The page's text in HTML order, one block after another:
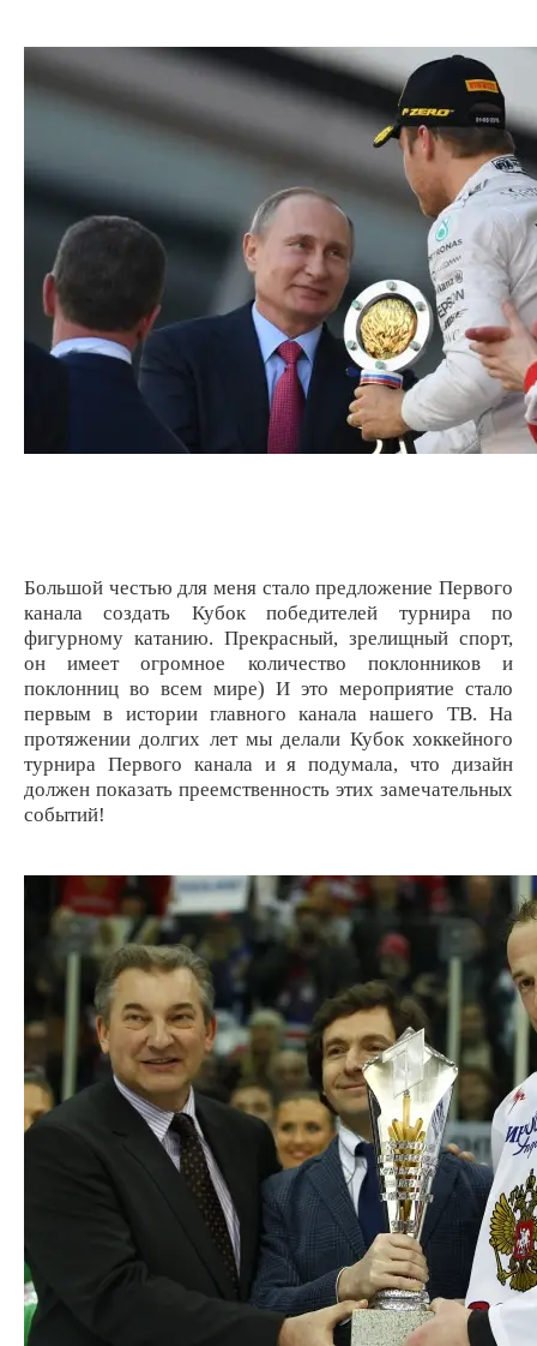
Большой честью для меня стало предложение Первого
канала создать Кубок победителей турнира по
фигурному катанию. Прекрасный, зрелищный спорт,
он имеет огромное количество поклонников и
поклонниц во всем мире) И это мероприятие стало
первым в истории главного канала нашего ТВ. На
протяжении долгих лет мы делали Кубок хоккейного
турнира Первого канала и я подумала, что дизайн
должен показать преемственность этих замечательных
событий!